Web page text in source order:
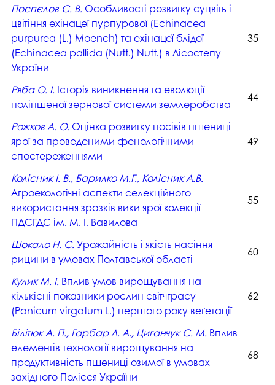
Поспєлов С. В. Особливості розвитку суцвіть і
цвітіння ехінацеї пурпурової (Echinacea
purpurea (L.) Moench) та ехінацеї блідої
(Echinacea pallida (Nutt.) Nutt.) в Лісостепу
України
35
Ряба О. І. Історія виникнення та еволюції
поліпшеної зернової системи землеробства
44
Рожков А. О. Оцінка розвитку посівів пшениці
ярої за проведеними фенологічними
спостереженнями
49
Колісник І. В., Барилко М.Г., Колісник А.В.
Агроекологічні аспекти селекційного
використання зразків вики ярої колекції
ПДСГДС ім. М. І. Вавилова
55
Шокало Н. С. Урожайність і якість насіння
рицини в умовах Полтавської області
60
Кулик М. І. Вплив умов вирощування на
кількісні показники рослин світчграсу
(Panicum virgatum L.) першого року веґетації
62
Білітюк А. П., Гарбар Л. А., Циганчук С. М. Вплив
елементів технології вирощування на
продуктивність пшениці озимої в умовах
західного Полісся України
68